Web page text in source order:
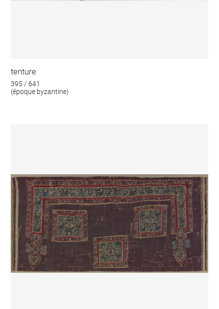
tenture
395 / 641
(époque byzantine)